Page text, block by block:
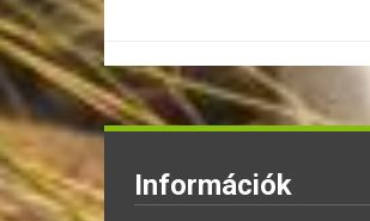
Információk